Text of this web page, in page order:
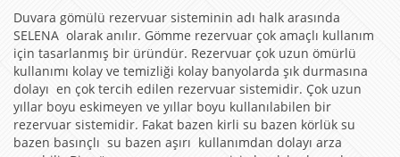
Duvara gömülü rezervuar sisteminin adı halk arasında
SELENA olarak anılır. Gömme rezervuar çok amaçlı kullanım
için tasarlanmış bir üründür. Rezervuar çok uzun ömürlü
kullanımı kolay ve temizliği kolay banyolarda şık durmasına
dolayı en çok tercih edilen rezervuar sistemidir. Çok uzun
yıllar boyu eskimeyen ve yıllar boyu kullanılabilen bir
rezervuar sistemidir. Fakat bazen kirli su bazen körlük su
bazen basınçlı su bazen aşırı kullanımdan dolayı arza